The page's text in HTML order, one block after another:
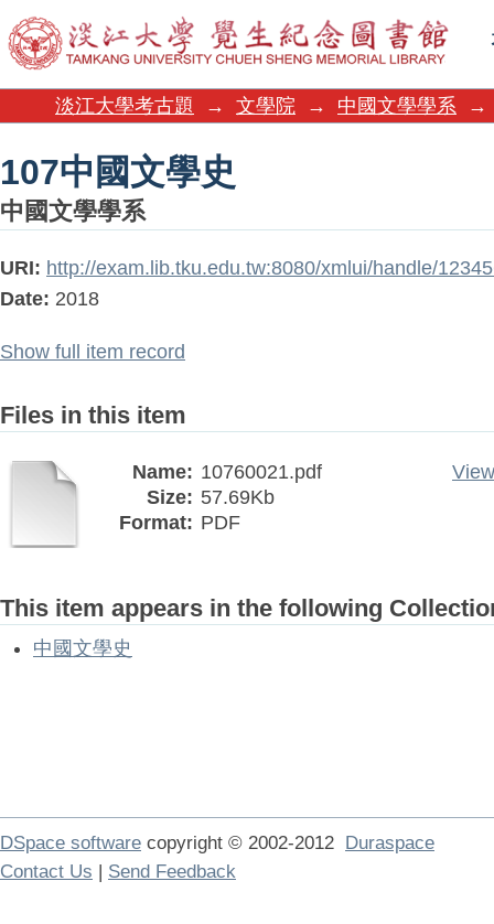
107中國文學史
淡江大學考古題 → 文學院 → 中國文學學系 →
107中國文學史
中國文學學系
URI: http://exam.lib.tku.edu.tw:8080/xmlui/handle/
Date: 2018
Show full item record
Files in this item
Name: 10760021.pdf
Size: 57.69Kb
Format: PDF
This item appears in the following
中國文學史
DSpace software copyright © 2002-2012 Duraspace
Contact Us | Send Feedback